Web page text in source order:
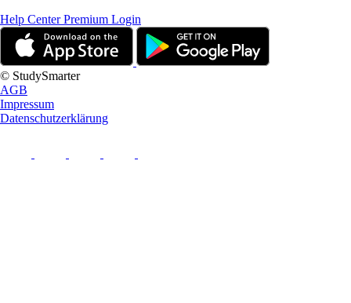
Help CenterPremium Login
© StudySmarter
AGB
Impressum
Datenschutzerklärung